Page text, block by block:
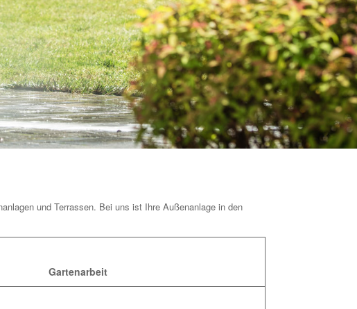
und Terrassen. Bei uns ist Ihre Außenanlage in den
Gartenarbeit